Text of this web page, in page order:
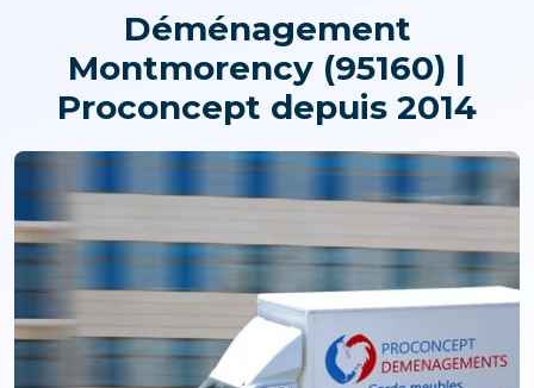
Déménagement
Montmorency (95160) |
Proconcept depuis 2014